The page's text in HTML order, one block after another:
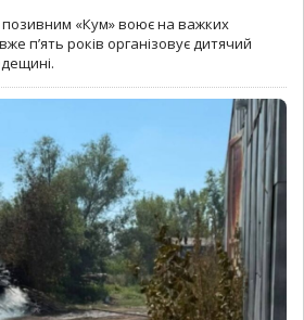
«Кум» воює на важких
п’ять років організовує дитячий